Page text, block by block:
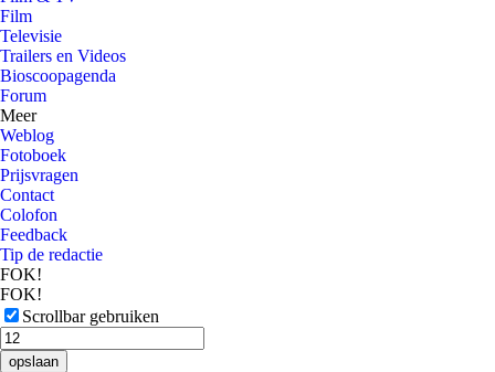
Film
Televisie
Trailers en Videos
Bioscoopagenda
Forum
Meer
Weblog
Fotoboek
Prijsvragen
Contact
Colofon
Feedback
Tip de redactie
FOK!
FOK!
Scrollbar gebruiken
opslaan